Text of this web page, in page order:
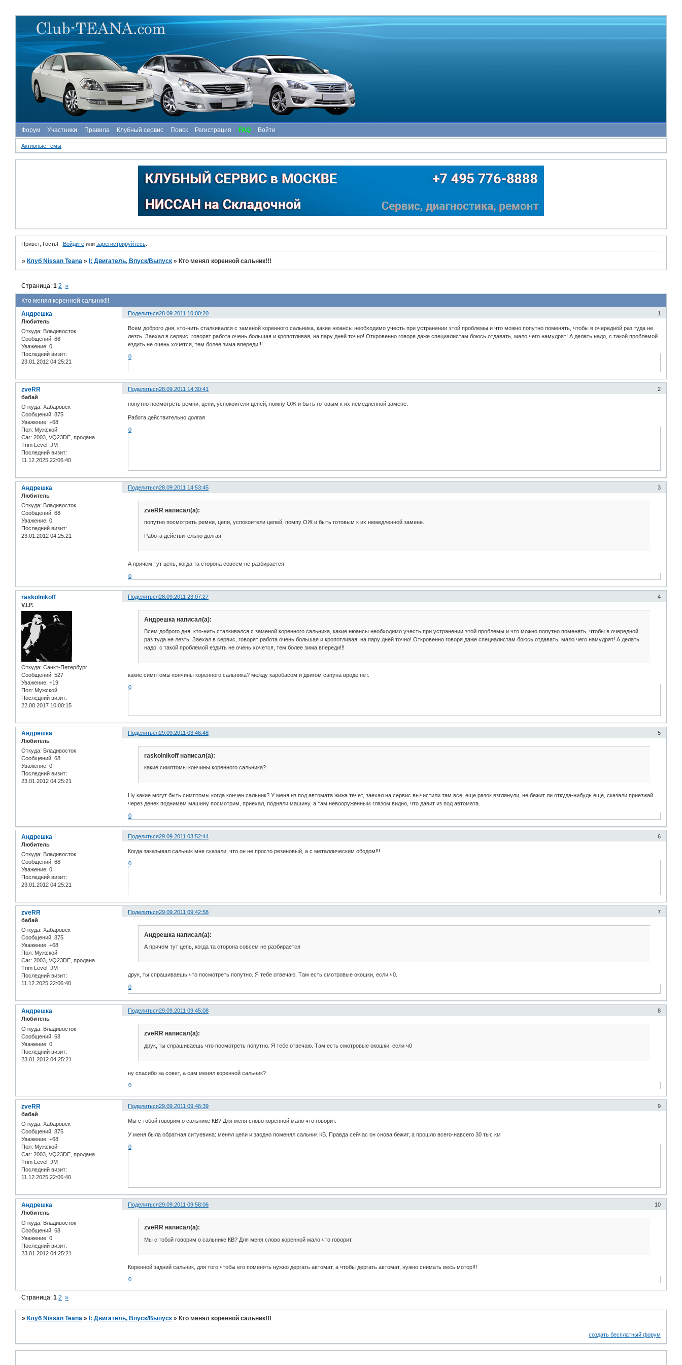
Форум Участники Правила Клубный сервис Поиск Регистрация FAQ Войти
Активные темы
Привет, Гость! Войдитеили зарегистрируйтесь.
» Клуб Nissan Teana » I: Двигатель, Впуск/Выпуск » Кто менял коренной сальник!!!
Кто менял коренной сальник!!!
Страница:1 2 »
Поделиться 1
28.09.2011 10:00:20
Андрешка
Любитель
Откуда: Владивосток
Сообщений: 68
Уважение: 0
Последний визит:
23.01.2012 04:25:21
Всем доброго дня, кто-нить сталкивался с заменой коренного сальника, какие нюансы необходимо учесть при устранении этой проблемы и что можно попутно поменять, чтобы в очередной раз туда не
лезть. Заехал в сервис, говорят работа очень большая и кропотливая, на пару дней точно! Откровенно говоря даже специалистам боюсь отдавать, мало чего намудрят! А делать надо, с такой проблемой
ездить не очень хочется, тем более зима впереди!!!
0
Поделиться 2
28.09.2011 14:30:41
zveRR
бабай
Откуда: Хабаровск
Сообщений: 875
Уважение: +68
Пол: Мужской
Car: 2003, VQ23DE, продана
Trim Level: JM
Последний визит:
11.12.2025 22:06:40
попутно посмотреть ремни, цепи, успокоители цепей, помпу ОЖ и быть готовым к их немедленной замене.
Работа действительно долгая
0
Поделиться 3
28.09.2011 14:53:45
Андрешка
Любитель
Откуда: Владивосток
Сообщений: 68
Уважение: 0
Последний визит:
23.01.2012 04:25:21
zveRR написал(а):
попутно посмотреть ремни, цепи, успокоители цепей, помпу ОЖ и быть готовым к их немедленной замене.
Работа действительно долгая
А причем тут цепь, когда та сторона совсем не разбирается
0
Поделиться 4
28.09.2011 23:07:27
raskolnikoff
V.I.P.
Откуда: Санкт-Петербург
Сообщений: 527
Уважение: +19
Пол: Мужской
Последний визит:
22.08.2017 10:00:15
Андрешка написал(а):
Всем доброго дня, кто-нить сталкивался с заменой коренного сальника, какие нюансы необходимо учесть при устранении этой проблемы и что можно попутно поменять, чтобы в очередной
раз туда не лезть. Заехал в сервис, говорят работа очень большая и кропотливая, на пару дней точно! Откровенно говоря даже специалистам боюсь отдавать, мало чего намудрят! А делать
надо, с такой проблемой ездить не очень хочется, тем более зима впереди!!!
какие симптомы кончины коренного сальника? между каробасом и двигом сапуна вроде нет.
0
Поделиться 5
29.09.2011 03:46:48
Андрешка
Любитель
Откуда: Владивосток
Сообщений: 68
Уважение: 0
Последний визит:
23.01.2012 04:25:21
raskolnikoff написал(а):
какие симптомы кончины коренного сальника?
Ну какие могут быть симптомы когда кончен сальник? У меня из под автомата жижа течет, заехал на сервис вычистили там все, еще разок взглянули, не бежит ли откуда-нибудь еще, сказали приезжай
через денек поднимем машину посмотрим, приехал, подняли машину, а там невооруженным глазом видно, что давит из под автомата.
0
Поделиться 6
29.09.2011 03:52:44
Андрешка
Любитель
Откуда: Владивосток
Сообщений: 68
Уважение: 0
Последний визит:
23.01.2012 04:25:21
Когда заказывал сальник мне сказали, что он не просто резиновый, а с металлическим ободом!!!
0
Поделиться 7
29.09.2011 09:42:58
zveRR
бабай
Откуда: Хабаровск
Сообщений: 875
Уважение: +68
Пол: Мужской
Car: 2003, VQ23DE, продана
Trim Level: JM
Последний визит:
11.12.2025 22:06:40
Андрешка написал(а):
А причем тут цепь, когда та сторона совсем не разбирается
друк, ты спрашиваешь что посмотреть попутно. Я тебе отвечаю. Там есть смотровые окошки, если ч0.
0
Поделиться 8
29.09.2011 09:45:08
Андрешка
Любитель
Откуда: Владивосток
Сообщений: 68
Уважение: 0
Последний визит:
23.01.2012 04:25:21
zveRR написал(а):
друк, ты спрашиваешь что посмотреть попутно. Я тебе отвечаю. Там есть смотровые окошки, если ч0
ну спасибо за совет, а сам менял коренной сальник?
0
Поделиться 9
29.09.2011 09:46:39
zveRR
бабай
Откуда: Хабаровск
Сообщений: 875
Уважение: +68
Пол: Мужской
Car: 2003, VQ23DE, продана
Trim Level: JM
Последний визит:
11.12.2025 22:06:40
Мы с тобой говорим о сальнике КВ? Для меня слово коренной мало что говорит.
У меня была обратная ситуевина: менял цепи и заодно поменял сальник КВ. Правда сейчас он снова бежит, а прошло всего-навсего 30 тыс км
0
Поделиться 10
29.09.2011 09:58:06
Андрешка
Любитель
Откуда: Владивосток
Сообщений: 68
Уважение: 0
Последний визит:
23.01.2012 04:25:21
zveRR написал(а):
Мы с тобой говорим о сальнике КВ? Для меня слово коренной мало что говорит.
Коренной задний сальник, для того чтобы его поменять нужно дергать автомат, а чтобы дергать автомат, нужно снимать весь мотор!!!
0
Страница:1 2 »
» Клуб Nissan Teana » I: Двигатель, Впуск/Выпуск » Кто менял коренной сальник!!!
создать бесплатный форум